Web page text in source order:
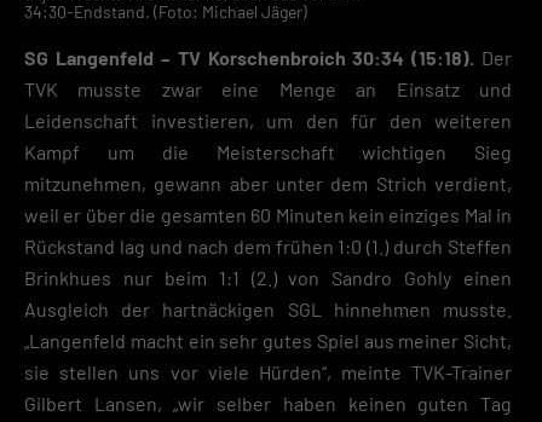
34:30-Endstand. (Foto: Michael Jäger)
SG Langenfeld – TV Korschenbroich 30:34 (15:18). Der
TVK musste zwar eine Menge an Einsatz und
Leidenschaft investieren, um den für den weiteren
Kampf um die Meisterschaft wichtigen Sieg
mitzunehmen, gewann aber unter dem Strich verdient,
weil er über die gesamten 60 Minuten kein einziges Mal in
Rückstand lag und nach dem frühen 1:0 (1.) durch Steffen
Brinkhues nur beim 1:1 (2.) von Sandro Gohly einen
Ausgleich der hartnäckigen SGL hinnehmen musste.
„Langenfeld macht ein sehr gutes Spiel aus meiner Sicht,
sie stellen uns vor viele Hürden“, meinte TVK-Trainer
Gilbert Lansen, „wir selber haben keinen guten Tag